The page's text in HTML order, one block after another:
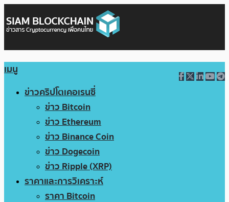
เมนู
ข่าวคริปโตเคอเรนซี่
ข่าว Bitcoin
ข่าว Ethereum
ข่าว Binance Coin
ข่าว Dogecoin
ข่าว Ripple (XRP)
ราคาและการวิเคราะห์
ราคา Bitcoin